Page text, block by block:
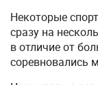
Некоторые
сразу на
в отличие от
соревновались